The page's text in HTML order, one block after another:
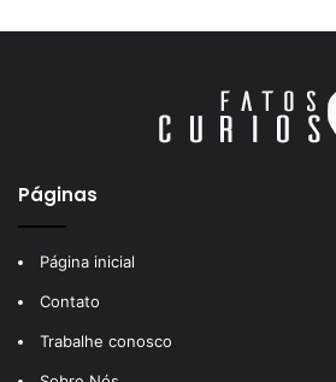
Páginas
Página inicial
Contato
Trabalhe conosco